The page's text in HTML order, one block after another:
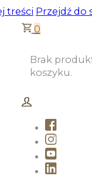
treści Przejdź do
0
Brak
koszyku.